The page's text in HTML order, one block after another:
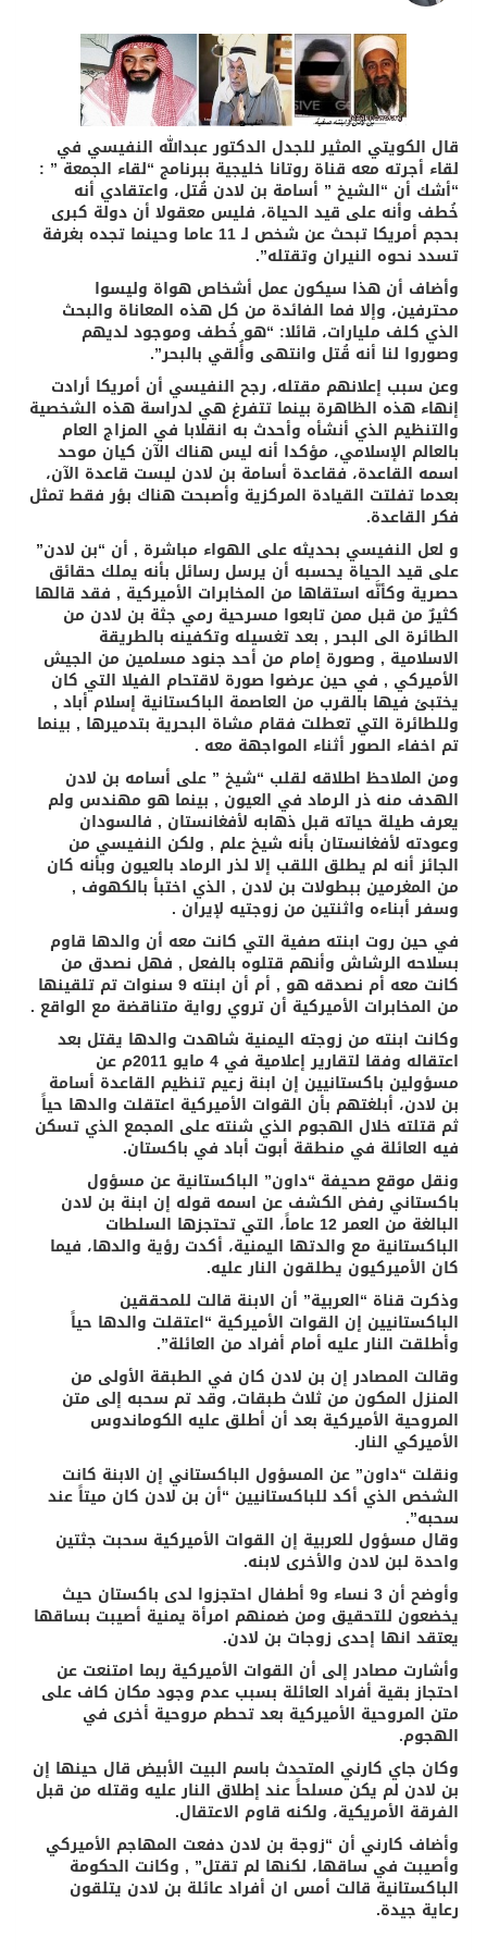
قال الكويتي المثير للجدل الدكتور عبدالله النفيسي في
لقاء أجرته معه قناة روتانا خليجية ببرنامج “لقاء الجمعة ” :
“أشك أن “الشيخ ” أسامة بن لادن قُتل، واعتقادي أنه
خُطف وأنه على قيد الحياة، فليس معقولا أن دولة كبرى
بحجم أمريكا تبحث عن شخص لـ 11 عاما وحينما تجده بغرفة
تسدد نحوه النيران وتقتله”.
وأضاف أن هذا سيكون عمل أشخاص هواة وليسوا
محترفين، وإلا فما الفائدة من كل هذه المعاناة والبحث
الذي كلف مليارات، قائلا: “هو خُطف وموجود لديهم
وصوروا لنا أنه قُتل وانتهى وأُلقي بالبحر”.
وعن سبب إعلانهم مقتله، رجح النفيسي أن أمريكا أرادت
إنهاء هذه الظاهرة بينما تتفرغ هي لدراسة هذه الشخصية
والتنظيم الذي أنشأه وأحدث به انقلابا في المزاج العام
بالعالم الإسلامي، مؤكدا أنه ليس هناك الآن كيان موحد
اسمه القاعدة، فقاعدة أسامة بن لادن ليست قاعدة الآن،
بعدما تفلتت القيادة المركزية وأصبحت هناك بؤر فقط تمثل
فكر القاعدة.
و لعل النفيسي بحديثه على الهواء مباشرة , أن “بن لادن”
على قيد الحياة يحسبه أن يرسل رسائل بأنه يملك حقائق
حصرية وكأنَّه استقاها من المخابرات الأميركية , فقد قالها
كثيرٌ من قبل ممن تابعوا مسرحية رمي جثة بن لادن من
الطائرة الى البحر , بعد تغسيله وتكفينه بالطريقة
الاسلامية , وصورة إمام من أحد جنود مسلمين من الجيش
الأميركي , في حين عرضوا صورة لاقتحام الفيلا التي كان
يختبئ فيها بالقرب من العاصمة الباكستانية إسلام أباد ,
وللطائرة التي تعطلت فقام مشاة البحرية بتدميرها , بينما
تم اخفاء الصور أثناء المواجهة معه .
ومن الملاحظ اطلاقه لقلب “شيخ ” على أسامه بن لادن
الهدف منه ذر الرماد في العيون , بينما هو مهندس ولم
يعرف طيلة حياته قبل ذهابه لأفغانستان , فالسودان
وعودته لأفغانستان بأنه شيخ علم , ولكن النفيسي من
الجائز أنه لم يطلق اللقب إلا لذر الرماد بالعيون وبأنه كان
من المغرمين ببطولات بن لادن , الذي اختبأ بالكهوف ,
وسفر أبناءه واثنتين من زوجتيه لإيران .
في حين روت ابنته صفية التي كانت معه أن والدها قاوم
بسلاحه الرشاش وأنهم قتلوه بالفعل , فهل نصدق من
كانت معه أم نصدقه هو , أم أن ابنته 9 سنوات تم تلقينها
من المخابرات الأميركية أن تروي رواية متناقضة مع الواقع .
وكانت ابنته من زوجته اليمنية شاهدت والدها يقتل بعد
اعتقاله وفقا لتقارير إعلامية في 4 مايو 2011م عن
مسؤولين باكستانيين إن ابنة زعيم تنظيم القاعدة أسامة
بن لادن، أبلغتهم بأن القوات الأميركية اعتقلت والدها حياً
ثم قتلته خلال الهجوم الذي شنته على المجمع الذي تسكن
فيه العائلة في منطقة أبوت أباد في باكستان.
ونقل موقع صحيفة “داون” الباكستانية عن مسؤول
باكستاني رفض الكشف عن اسمه قوله إن ابنة بن لادن
البالغة من العمر 12 عاماً، التي تحتجزها السلطات
الباكستانية مع والدتها اليمنية، أكدت رؤية والدها، فيما
كان الأميركيون يطلقون النار عليه.
وذكرت قناة “العربية” أن الابنة قالت للمحققين
الباكستانيين إن القوات الأميركية “اعتقلت والدها حياً
وأطلقت النار عليه أمام أفراد من العائلة”.
وقالت المصادر إن بن لادن كان في الطبقة الأولى من
المنزل المكون من ثلاث طبقات، وقد تم سحبه إلى متن
المروحية الأميركية بعد أن أطلق عليه الكوماندوس
الأميركي النار.
ونقلت “داون” عن المسؤول الباكستاني إن الابنة كانت
الشخص الذي أكد للباكستانيين “أن بن لادن كان ميتاً عند
سحبه”.
وقال مسؤول للعربية إن القوات الأميركية سحبت جثتين
واحدة لبن لادن والأخرى لابنه.
وأوضح أن 3 نساء و9 أطفال احتجزوا لدى باكستان حيث
يخضعون للتحقيق ومن ضمنهم امرأة يمنية أصيبت بساقها
يعتقد انها إحدى زوجات بن لادن.
وأشارت مصادر إلى أن القوات الأميركية ربما امتنعت عن
احتجاز بقية أفراد العائلة بسبب عدم وجود مكان كاف على
متن المروحية الأميركية بعد تحطم مروحية أخرى في
الهجوم.
وكان جاي كارني المتحدث باسم البيت الأبيض قال حينها إن
بن لادن لم يكن مسلحاً عند إطلاق النار عليه وقتله من قبل
الفرقة الأمريكية، ولكنه قاوم الاعتقال.
وأضاف كارني أن “زوجة بن لادن دفعت المهاجم الأميركي
وأصيبت في ساقها، لكنها لم تقتل” , وكانت الحكومة
الباكستانية قالت أمس ان أفراد عائلة بن لادن يتلقون
رعاية جيدة.